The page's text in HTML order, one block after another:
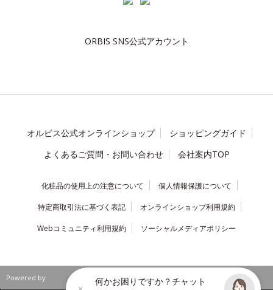
ORBIS SNS公式アカウント
オルビス公式オンラインショップ
ショッピングガイド
よくあるご質問・お問い合わせ
会社案内TOP
化粧品の使用上の注意について 個人情報保護について
特定商取引法に基づく表記 オンラインショップ利用規約
Webコミュニティ利用規約 ソーシャルメディアポリシー
Powered by 何かお困りですか？チャット